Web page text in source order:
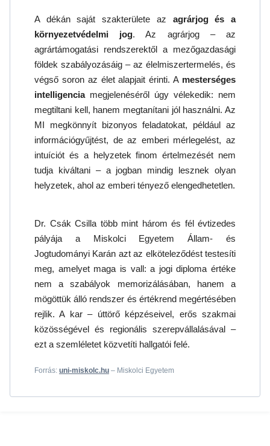
A dékán saját szakterülete az agrárjog és a
környezetvédelmi jog. Az agrárjog – az
agrártámogatási rendszerektől a mezőgazdasági
földek szabályozásáig – az élelmiszertermelés, és
végső soron az élet alapjait érinti. A mesterséges
intelligenciamegjelenéséről úgy vélekedik: nem
megtiltani kell, hanem megtanítani jól használni. Az
MI megkönnyít bizonyos feladatokat, például az
információgyűjtést, de az emberi mérlegelést, az
intuíciót és a helyzetek finom értelmezését nem
tudja kiváltani – a jogban mindig lesznek olyan
helyzetek, ahol az emberi tényező elengedhetetlen.
Dr. Csák Csilla több mint három és fél évtizedes
pályája a Miskolci Egyetem Állam- és
Jogtudományi Karán azt az elköteleződést testesíti
meg, amelyet maga is vall: a jogi diploma értéke
nem a szabályok memorizálásában, hanem a
mögöttük álló rendszer és értékrend megértésében
rejlik. A kar – úttörő képzéseivel, erős szakmai
közösségével és regionális szerepvállalásával –
ezt a szemléletet közvetíti hallgatói felé.
Forrás: uni-miskolc.hu – Miskolci Egyetem